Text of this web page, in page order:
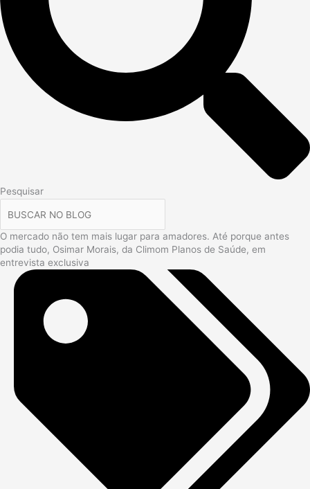
Pesquisar
O mercado não tem mais lugar para amadores. Até porque antes
podia tudo, Osimar Morais, da Climom Planos de Saúde, em
entrevista exclusiva